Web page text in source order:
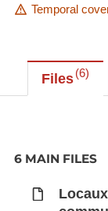
Temporal
Files 6
6 MAIN FILES